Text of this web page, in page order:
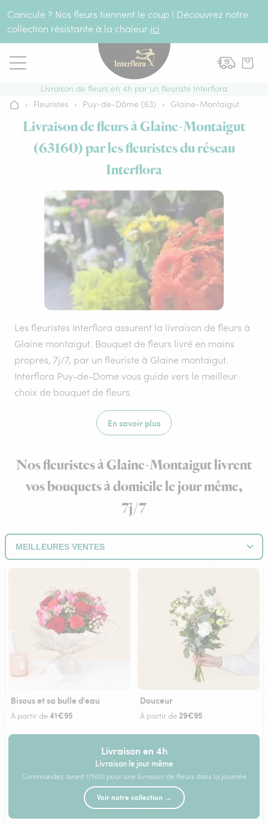
Canicule ? Nos fleurs tiennent le coup ! Découvrez notre
collection résistante à la chaleur ici
Livraison de fleurs en 4h par un fleuriste Interflora
Accueil
› Fleuristes › Puy-de-Dôme (63) › Glaine-Montaigut
Livraison de fleurs à Glaine-Montaigut
(63160) par les fleuristes du réseau
Interflora
Les fleuristes Interflora assurent la livraison de fleurs à
Glaine montaigut. Bouquet de fleurs livré en mains
propres, 7j/7, par un fleuriste à Glaine montaigut.
Interflora Puy-de-Dome vous guide vers le meilleur
choix de bouquet de fleurs.
En savoir plus
Nos fleuristes à Glaine-Montaigut livrent
vos bouquets à domicile le jour même,
7j/7
Bisous et sa bulle d'eau
À partir de41€95
Douceur
À partir de29€95
Livraison en 4h
Livraison le jour même
Commandez avant 17h00 pour une livraison de fleurs dans la journée
Voir notre collection →